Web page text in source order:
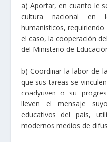
a) Aportar, en cuanto le
cultura nacional en
humanísticos,
el caso, la cooperación
del Ministerio de
b) Coordinar la labor de
que sus tareas se
coadyuven o su
lleven el mensaje
educativos del país,
modernos medios de